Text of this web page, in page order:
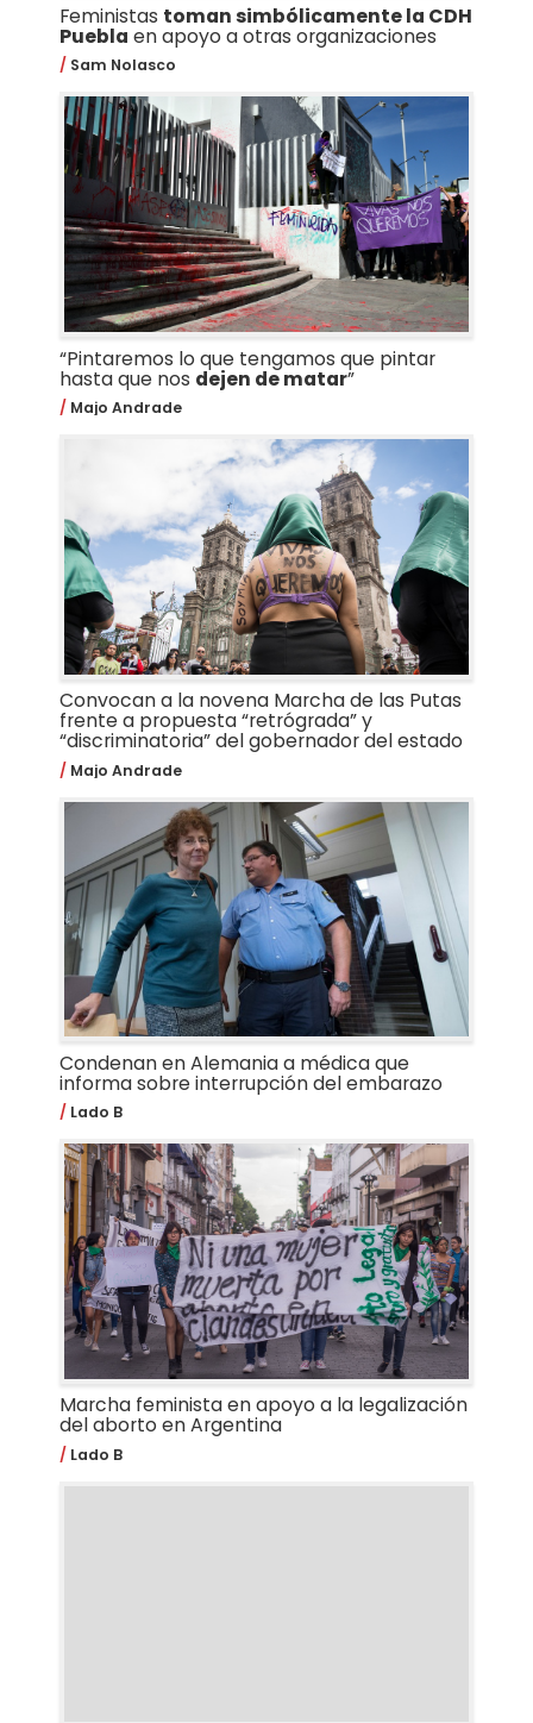
Feministas toman simbólicamente la CDH
Puebla en apoyo a otras organizaciones
Sam Nolasco
“Pintaremos lo que tengamos que pintar
hasta que nos dejen de matar”
Majo Andrade
Convocan a la novena Marcha de las Putas
frente a propuesta “retrógrada” y
“discriminatoria” del gobernador del estado
Majo Andrade
Condenan en Alemania a médica que
informa sobre interrupción del embarazo
Lado B
Marcha feminista en apoyo a la legalización
del aborto en Argentina
Lado B